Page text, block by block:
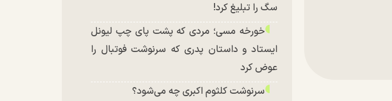
سگ را تبلیغ کرد!
خورخه مسی؛ مردی که پشت پای چپ لیونل
ایستاد و داستان پدری که سرنوشت فوتبال را
عوض کرد
سرنوشت کلثوم اکبری چه می‌شود؟